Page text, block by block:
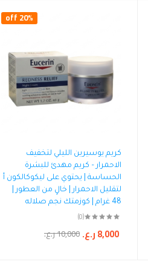
20% off
كريم يوسيرين الليلي لتخفيف
الاحمرار – كريم مهدئ للبشرة
الحساسة | يحتوي على ليكوكالكون أ
لتقليل الاحمرار | خالٍ من العطور |
48 غرام | كوزمتك نجم صلاله
(0)
10,000ر.ع. 8,000ر.ع.